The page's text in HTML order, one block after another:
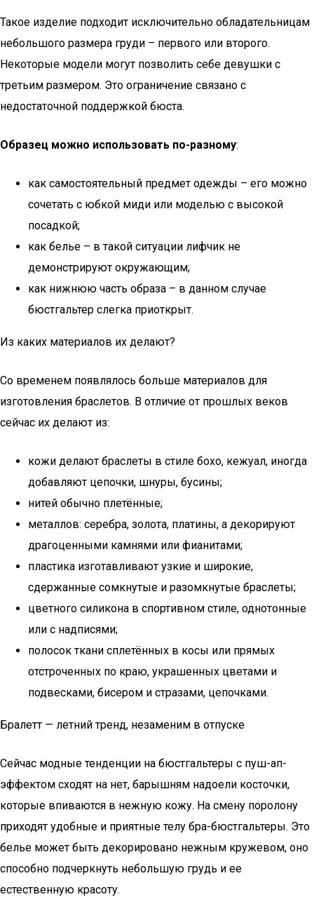
Такое изделие подходит исключительно обладательницам
небольшого размера груди – первого или второго.
Некоторые модели могут позволить себе девушки с
третьим размером. Это ограничение связано с
недостаточной поддержкой бюста.
Образец можно использовать по-разному:
как самостоятельный предмет одежды – его можно
сочетать с юбкой миди или моделью с высокой
посадкой;
как белье – в такой ситуации лифчик не
демонстрируют окружающим;
как нижнюю часть образа – в данном случае
бюстгальтер слегка приоткрыт.
Из каких материалов их делают?
Со временем появлялось больше материалов для
изготовления браслетов. В отличие от прошлых веков
сейчас их делают из:
кожи делают браслеты в стиле бохо, кежуал, иногда
добавляют цепочки, шнуры, бусины;
нитей обычно плетённые;
металлов: серебра, золота, платины, а декорируют
драгоценными камнями или фианитами;
пластика изготавливают узкие и широкие,
сдержанные сомкнутые и разомкнутые браслеты;
цветного силикона в спортивном стиле, однотонные
или с надписями;
полосок ткани сплетённых в косы или прямых
отстроченных по краю, украшенных цветами и
подвесками, бисером и стразами, цепочками.
Бралетт — летний тренд, незаменим в отпуске
Сейчас модные тенденции на бюстгальтеры с пуш-ап-
эффектом сходят на нет, барышням надоели косточки,
которые впиваются в нежную кожу. На смену поролону
приходят удобные и приятные телу бра-бюстгальтеры. Это
белье может быть декорировано нежным кружевом, оно
способно подчеркнуть небольшую грудь и ее
естественную красоту.